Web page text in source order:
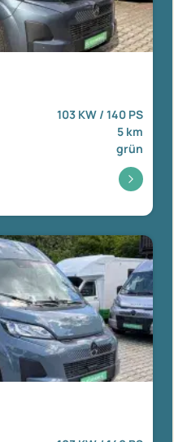
103 KW / 140 PS
5 km
grün